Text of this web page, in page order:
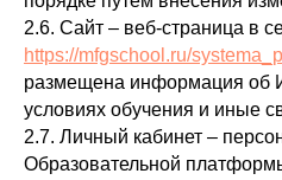
2.6. Сайт – веб-страница в
https://mfgschool.ru/
размещена информация об
условиях обучения и иные
2.7. Личный кабинет –
Образовательной